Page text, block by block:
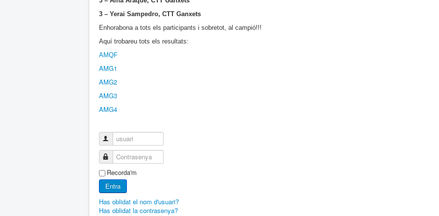
3 – Yerai Sampedro, CTT Ganxets
Enhorabona a tots els participants i sobretot, al campió!!!
Aquí trobareu tots els resultats:
AMQF
AMG1
AMG2
AMG3
AMG4
usuari
Contrasenya
Recorda'm
Entra
Has oblidat el nom d'usuari?
Has oblidat la contrasenya?